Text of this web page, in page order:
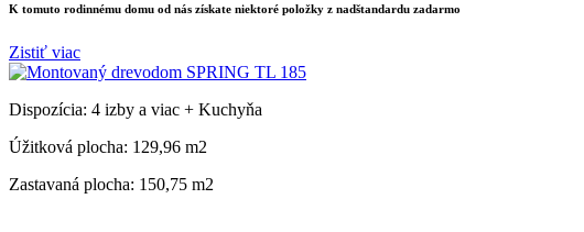
K tomuto rodinnému domu od nás získate niektoré položky z nadštandardu zadarmo
Zistiť viac
Dispozícia: 4 izby a viac + Kuchyňa
Úžitková plocha: 129,96 m2
Zastavaná plocha: 150,75 m2